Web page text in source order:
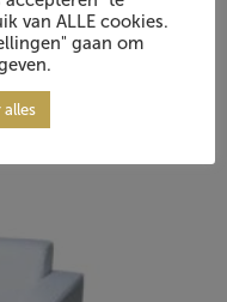
van ALLE cookies.
gaan om
alles